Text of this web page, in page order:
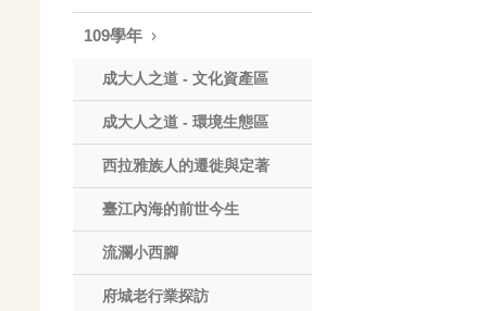
109學年
成大人之道 - 文化資產區
成大人之道 - 環境生態區
西拉雅族人的遷徙與定著
臺江內海的前世今生
流瀾小西腳
府城老行業探訪